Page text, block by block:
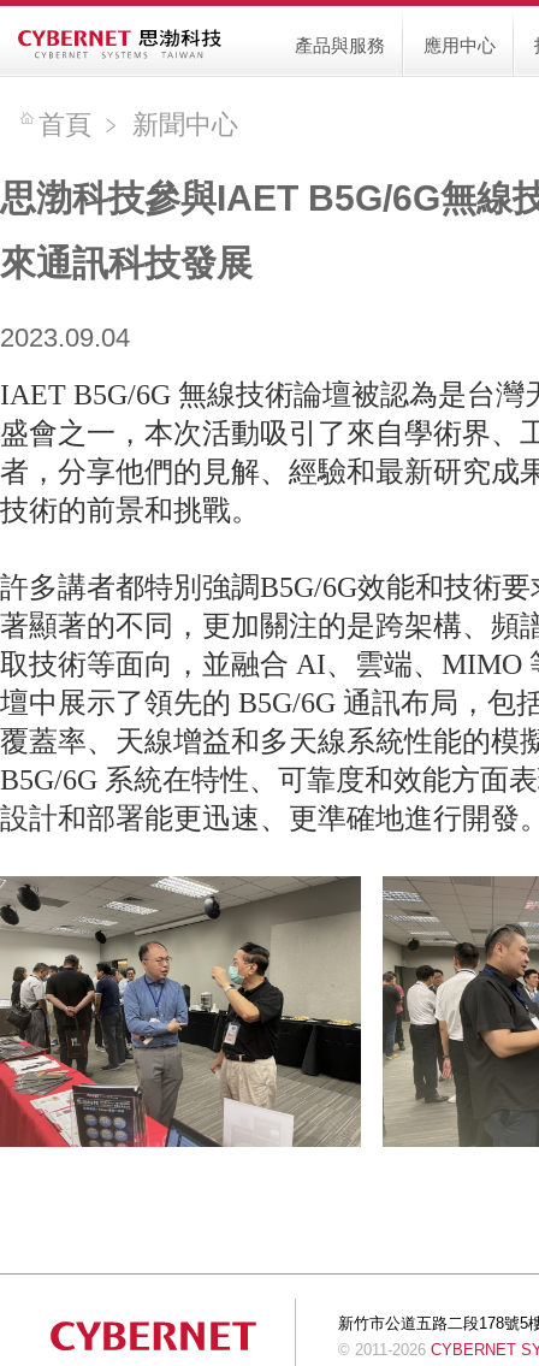
應用中心
產品與服務
首頁 ﹥ 新聞中心
思渤科技參與IAET B5G/6G無線
來通訊科技發展
2023.09.04
IAET B5G/6G 無線技術論壇被認為是台
盛會之一，本次活動吸引了來自學術界、
者，分享他們的見解、經驗和最新研究成
技術的前景和挑戰。
許多講者都特別強調B5G/6G效能和技術
著顯著的不同，更加關注的是跨架構、頻
取技術等面向，並融合 AI、雲端、MIMO
壇中展示了領先的 B5G/6G 通訊布局，包
覆蓋率、天線增益和多天線系統性能的模
B5G/6G 系統在特性、可靠度和效能方面
設計和部署能更迅速、更準確地進行開發
新竹市公道五路二段178號5
© 2011-2026 CYBERNET